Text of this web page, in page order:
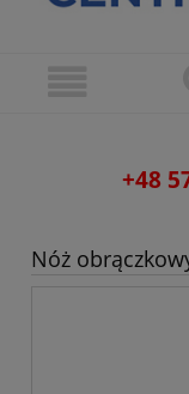
+48
Nóż